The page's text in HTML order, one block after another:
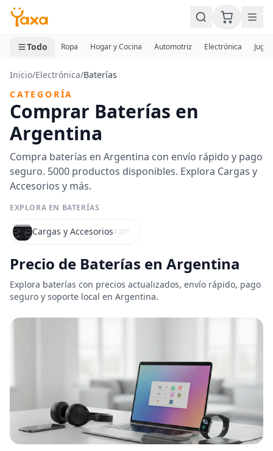
MINI CARRITO
0 productos
Todo Ropa Hogar y Cocina Automotriz Electrónica
Inicio/Electrónica/Baterías
CATEGORÍA
Comprar Baterías en
Argentina
Compra baterías en Argentina con envío rápido y pago
seguro. 5000 productos disponibles. Explora Cargas y
Accesorios y más.
EXPLORA EN BATERÍAS
Cargas y Accesorios4.201
Precio de Baterías en Argentina
Explora baterías con precios actualizados, envío rápido, pago
seguro y soporte local en Argentina.